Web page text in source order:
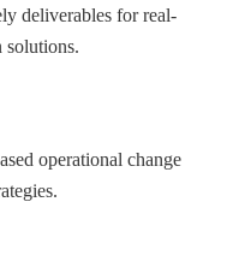
deliverables for real-
solutions.
operational change